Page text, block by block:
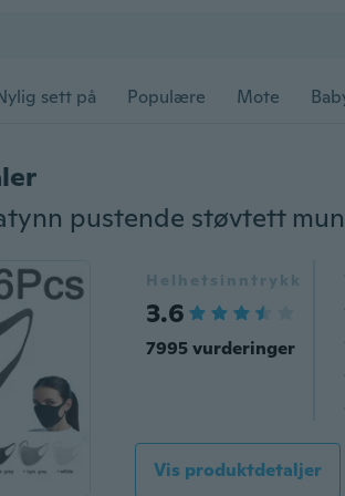
sett på Populære Mote
Helhetsinntrykk
3.6
7995 vurderinger
Vis produktdetaljer